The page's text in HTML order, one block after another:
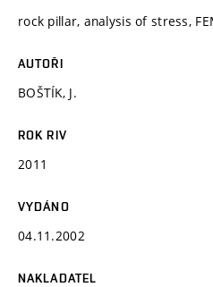
rock pillar, analysis of stress,
AUTOŘI
BOŠTÍK, J.
ROK RIV
2011
VYDÁNO
04.11.2002
NAKLADATEL